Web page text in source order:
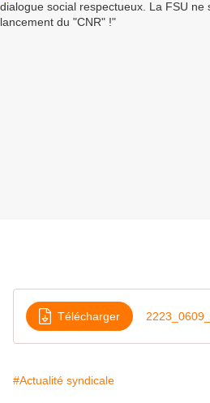
Télécharger
#Actualité syndicale